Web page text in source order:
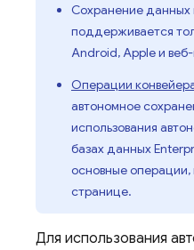
Сохранение
поддерживается
Android, Apple и
Операции
автономное
использования
базах данных
основные операции,
странице.
Для использования